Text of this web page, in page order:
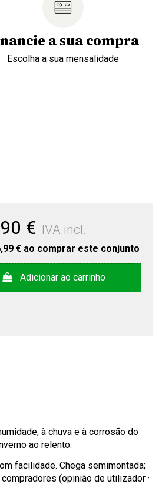
a sua compra
Escolha a sua mensalidade
€ IVA incl.
€ ao comprar este conjunto
Adicionar ao carrinho
à chuva e à corrosão do
ao relento.
facilidade. Chega semimontada;
(opinião de utilizador ·